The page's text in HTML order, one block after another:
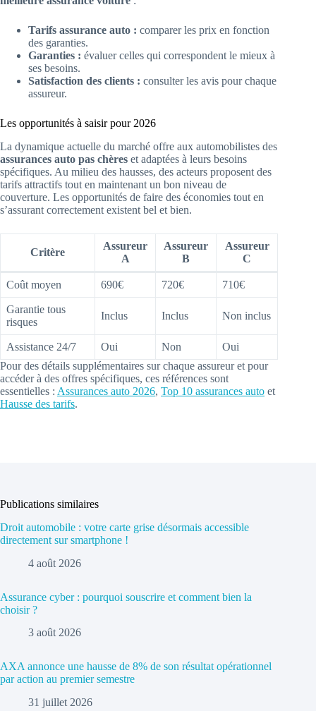
Tarifs assurance auto : comparer les prix en fonction
des garanties.
Garanties : évaluer celles qui correspondent le mieux à
ses besoins.
Satisfaction des clients : consulter les avis pour chaque
assureur.
Les opportunités à saisir pour 2026
La dynamique actuelle du marché offre aux automobilistes des
assurances auto pas chères et adaptées à leurs besoins
spécifiques. Au milieu des hausses, des acteurs proposent des
tarifs attractifs tout en maintenant un bon niveau de
couverture. Les opportunités de faire des économies tout en
s’assurant correctement existent bel et bien.
Critère
Assureur
A
Assureur
B
Assureur
C
Coût moyen 690€ 720€ 710€
Garantie tous
risques
Inclus Inclus Non inclus
Assistance 24/7 Oui Non
Oui
Pour des détails supplémentaires sur chaque assureur et pour
accéder à des offres spécifiques, ces références sont
essentielles : Assurances auto 2026, Top 10 assurances auto et
Hausse des tarifs.
Publications similaires
Droit automobile : votre carte grise désormais accessible
directement sur smartphone !
4 août 2026
Assurance cyber : pourquoi souscrire et comment bien la
choisir ?
3 août 2026
AXA annonce une hausse de 8% de son résultat opérationnel
par action au premier semestre
31 juillet 2026